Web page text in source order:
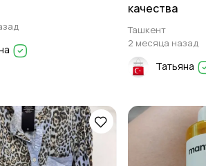
качества
Ташкент
2 месяца назад
Татьяна